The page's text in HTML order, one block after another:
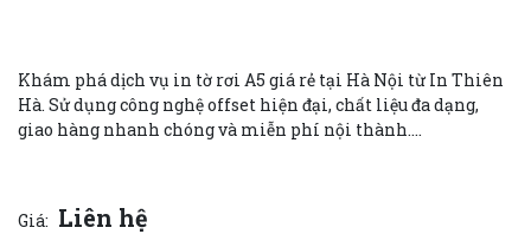
Khám phá dịch vụ in tờ rơi A5 giá rẻ tại Hà Nội từ In Thiên
Hà. Sử dụng công nghệ offset hiện đại, chất liệu đa dạng,
giao hàng nhanh chóng và miễn phí nội thành....
Giá: Liên hệ